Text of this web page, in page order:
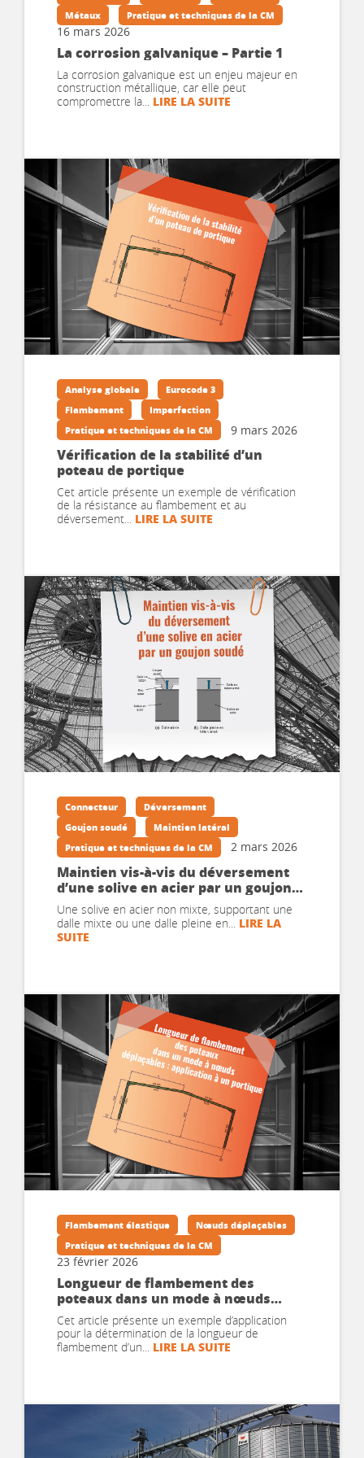
Métaux
Pratique et techniques de la CM
16 mars 2026
La corrosion galvanique – Partie 1
La corrosion galvanique est un enjeu majeur en
construction métallique, car elle peut
compromettre la... LIRE LA SUITE
Analyse globale
Eurocode 3
Flambement
Imperfection
Pratique et techniques de la CM
9 mars 2026
Vérification de la stabilité d’un
poteau de portique
Cet article présente un exemple de vérification
de la résistance au flambement et au
déversement... LIRE LA SUITE
Connecteur
Déversement
Goujon soudé
Maintien latéral
Pratique et techniques de la CM
2 mars 2026
Maintien vis-à-vis du déversement
d’une solive en acier par un goujon
soudé
Une solive en acier non mixte, supportant une
dalle mixte ou une dalle pleine en... LIRE LA
SUITE
Flambement élastique
Nœuds déplaçables
Pratique et techniques de la CM
23 février 2026
Longueur de flambement des
poteaux dans un mode à nœuds
déplaçables : application à un
portique
Cet article présente un exemple d’application
pour la détermination de la longueur de
flambement d’un... LIRE LA SUITE